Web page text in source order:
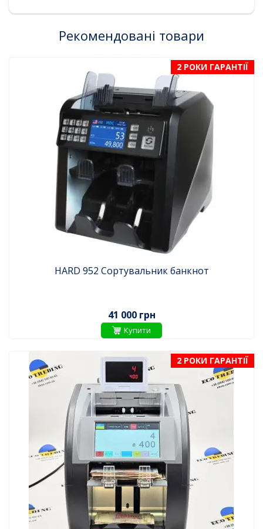
Рекомендовані товари
2 РОКИ ГАРАНТІЇ
HARD 952 Сортувальник банкнот
41 000 грн
Купити
2 РОКИ ГАРАНТІЇ